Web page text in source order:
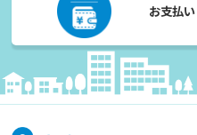
お支払い